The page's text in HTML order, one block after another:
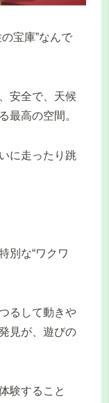
宝庫”なんで
安全で、天候
最高の空間。
に走ったり跳
別な“ワクワ
るして動きや
見が、遊びの
験すること